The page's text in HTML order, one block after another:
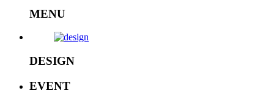
MENU
DESIGN
EVENT